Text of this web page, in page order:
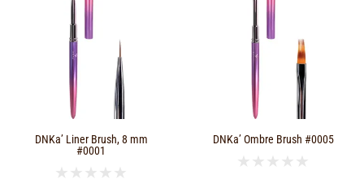
DNKa’ Liner Brush, 8 mm
#0001
★ ★ ★ ★ ★
DNKa’ Ombre Brush #0005
★ ★ ★ ★ ★